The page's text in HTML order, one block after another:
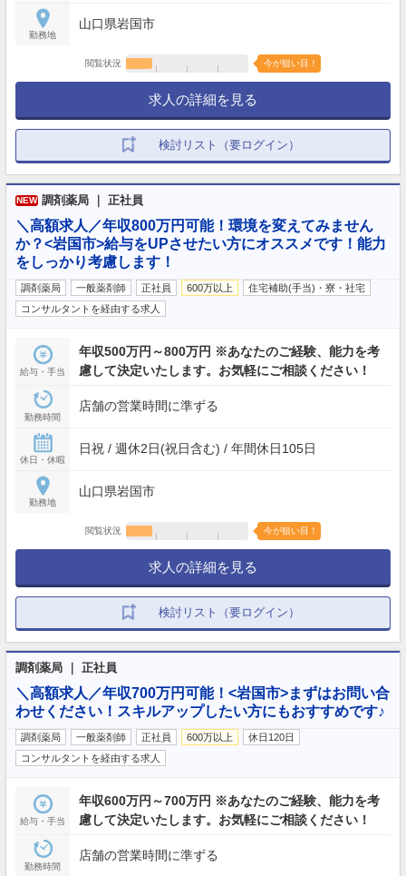
勤務地
山口県岩国市
閲覧状況 今が狙い目！
求人の詳細を見る
検討リスト（要ログイン）
NEW 調剤薬局 ｜ 正社員
＼高額求人／年収800万円可能！環境を変えてみません
か？<岩国市>給与をUPさせたい方にオススメです！能力
をしっかり考慮します！
調剤薬局 一般薬剤師 正社員 600万以上
住宅補助(手当)・寮・社宅
コンサルタントを経由する求人
給与・手当
年収500万円～800万円 ※あなたのご経験、能力を考
慮して決定いたします。お気軽にご相談ください！
勤務時間
店舗の営業時間に準ずる
休日・休暇
日祝 / 週休2日(祝日含む) / 年間休日105日
勤務地
山口県岩国市
閲覧状況 今が狙い目！
求人の詳細を見る
検討リスト（要ログイン）
調剤薬局 ｜ 正社員
＼高額求人／年収700万円可能！<岩国市>まずはお問い合
わせください！スキルアップしたい方にもおすすめです♪
調剤薬局 一般薬剤師 正社員 600万以上
休日120日
コンサルタントを経由する求人
給与・手当
年収600万円～700万円 ※あなたのご経験、能力を考
慮して決定いたします。お気軽にご相談ください！
勤務時間
店舗の営業時間に準ずる